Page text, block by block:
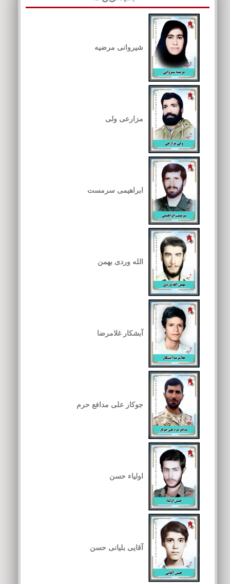
شیروانی مرضیه
مزارعی ولی
ابراهیمی سرمست
الله وردی بهمن
آبشکار غلامرضا
جوکار علی مدافع حرم
اولیاء حسن
آقایی بلیانی حسن